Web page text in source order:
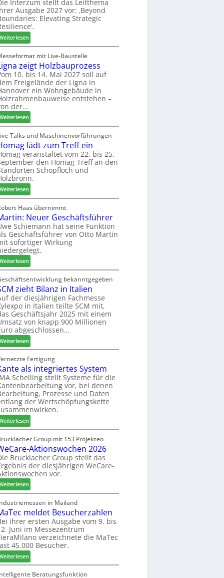
i
m
e
n
t
g
e
n
f
ü
P
a
n
t
a
g
l
l
o
-
F
ä
s
e
r
u
n
d
-
V
r
b
i
n
d
e
r
Interzum stellt das Leitthema
Ausgabe 2027 vor: ‚Beyond
Elevating Strategic
:
L
e
i
t
t
h
e
a
d
e
r
I
n
t
e
r
z
u
m
2
0
2
7
mit Live-Baustelle
zeigt Holzbauprozess
10. bis 14. Mai 2027 soll auf
Freigelände der Ligna in
ein Wohngebäude in
entstehen –
der…
:
L
i
g
n
a
z
e
i
g
t
H
o
l
z
b
a
u
p
r
o
z
e
s
s
Talks und Maschinenvorführungen
lädt zum Treff ein
veranstaltet vom 22. bis 25.
den Homag-Treff an den
Schopfloch und
:
H
o
m
a
g
l
ä
d
t
z
u
m
T
r
e
f
f
e
i
n
Haas übernimmt
Neuer Geschäftsführer
Schiemann hat seine Funktion
Geschäftsführer von Otto Martin
sofortiger Wirkung
:
M
a
r
t
i
n
:
N
e
u
e
r
G
e
s
c
h
ä
f
t
s
f
ü
h
r
e
r
bekanntgegeben
zieht Bilanz in Italien
der diesjährigen Fachmesse
in Italien teilte SCM mit,
Geschäftsjahr 2025 mit einem
von knapp 900 Millionen
abgeschlossen…
:
S
C
M
z
i
e
h
t
B
i
l
a
n
z
i
n
I
t
a
l
i
e
n
Fertigung
als integriertes System
Schelling stellt Systeme für die
vor, bei denen
Prozesse und Daten
der Wertschöpfungskette
:
K
a
n
t
e
a
s
i
n
t
e
g
r
e
r
Group mit 153 Projekten
Aktionswochen 2026
Brucklacher Group stellt das
der diesjährigen WeCare-
vor.
:
W
e
C
a
r
e
-
A
k
t
in Mailand
meldet Besucherzahlen
ihrer ersten Ausgabe vom 9. bis
Juni im Messezentrum
verzeichnete die MaTec
45.000 Besucher.
:
M
a Beratungsfunktion